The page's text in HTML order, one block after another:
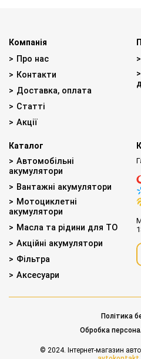
Компанія
Про нас
Контакти
Доставка, оплата
Статті
Акції
Каталог
Автомобільні
акумулятори
Вантажні акумулятори
Мотоциклетні
акумулятори
Масла та рідини для ТО
Акційні акумулятори
Фільтра
Аксесуари
Політика
Обробка
© 2024. Інтернет-магазин